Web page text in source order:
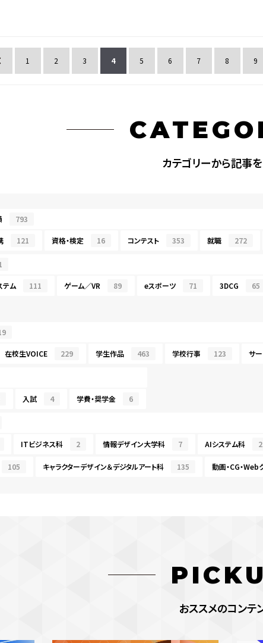
1 2 3 4 5 6 7 8 9
カテゴリーから記事
793
121 資格・検定 16 コンテスト 353 就職 272
テム 111 ゲーム／VR 89 eスポーツ 71 3DCG 65
在校生VOICE 229 学生作品 463 学校行事 123 サ
入試 4 学費・奨学金 6
ITビジネス科 2 情報デザイン大学科 7 AIシステム科
105 キャラクターデザイン＆デジタルアート科 135 動画・CG・
おススメのコンテ